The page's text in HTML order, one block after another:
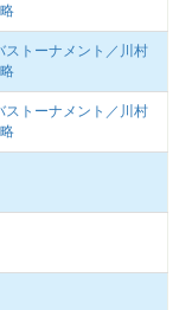
ストーナメント／川村
ストーナメント／川村